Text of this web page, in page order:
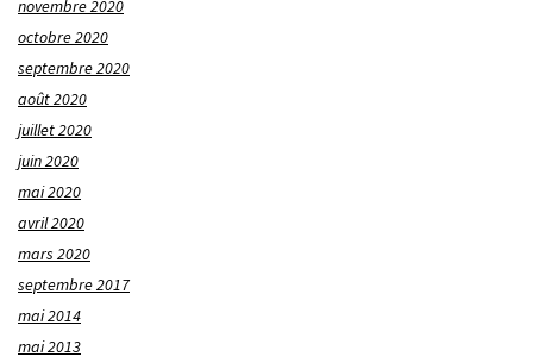
novembre 2020
octobre 2020
septembre 2020
août 2020
juillet 2020
juin 2020
mai 2020
avril 2020
mars 2020
septembre 2017
mai 2014
mai 2013